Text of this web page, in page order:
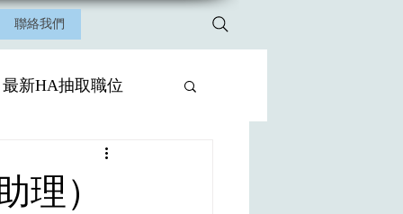
聯絡我們
最新HA抽取職位
理）